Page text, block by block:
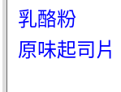
乳酪粉
原味起司片